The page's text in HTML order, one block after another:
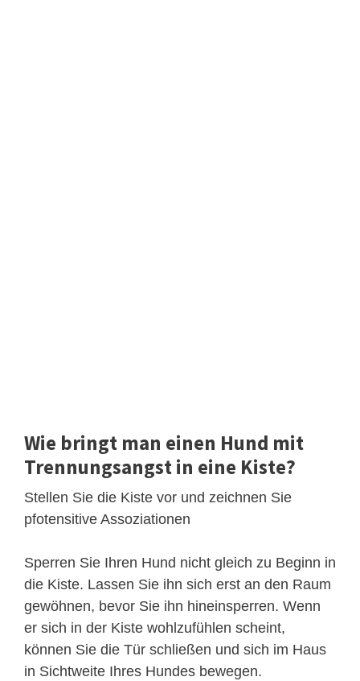
Wie bringt man einen Hund mit
Trennungsangst in eine Kiste?
Stellen Sie die Kiste vor und zeichnen Sie
pfotensitive Assoziationen
Sperren Sie Ihren Hund nicht gleich zu Beginn in
die Kiste. Lassen Sie ihn sich erst an den Raum
gewöhnen, bevor Sie ihn hineinsperren. Wenn
er sich in der Kiste wohlzufühlen scheint,
können Sie die Tür schließen und sich im Haus
in Sichtweite Ihres Hundes bewegen.